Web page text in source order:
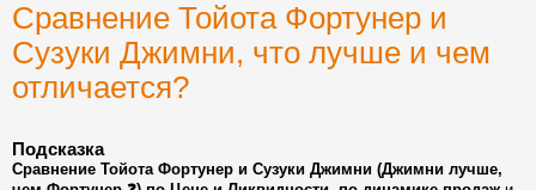
Сравнение Тойота Фортунер и
Сузуки Джимни, что лучше и чем
отличается?
Подсказка
Сравнение Тойота Фортунер и Сузуки Джимни (Джимни лучше,